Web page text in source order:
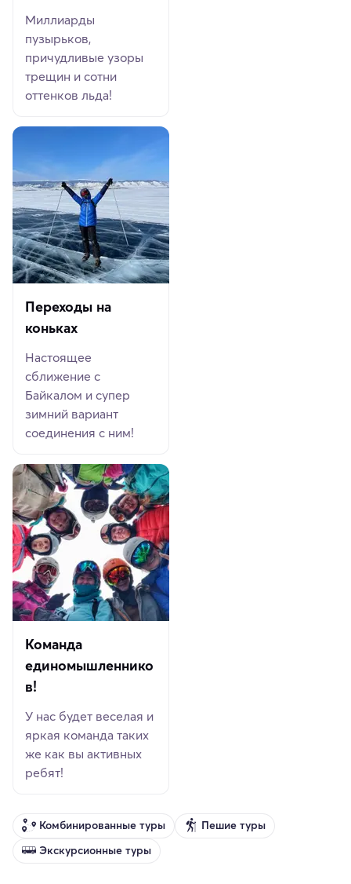
Миллиарды
пузырьков,
причудливые узоры
трещин и сотни
оттенков льда!
Переходы на
коньках
Настоящее
сближение с
Байкалом и супер
зимний вариант
соединения с ним!
Команда
единомышленнико
в!
У нас будет веселая и
яркая команда таких
же как вы активных
ребят!
Комбинированные туры
Пешие туры
Экскурсионные туры